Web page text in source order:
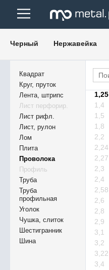
Черный Нержавейка
Квадрат
Круг, пруток
Лента, штрипс
Лист перфорир.
Лист рифл.
Лист, рулон
Лом
Плита
Проволока
Профиль
Труба
Труба
профильная
Уголок
Чушка, слиток
Шестигранник
Шина
3,55
4
5
6
8
0,9
1,12
1,25
1,4
1,5
1,8
2,2
2,24
2,27
2,3
2,4
2,58
2,6
2,8
2,9
3,1
3,2
3,22
3,4